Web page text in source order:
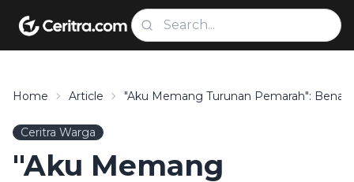
Home Article "Aku Memang Turunan Pemarah":
Ceritra Warga
"Aku Memang